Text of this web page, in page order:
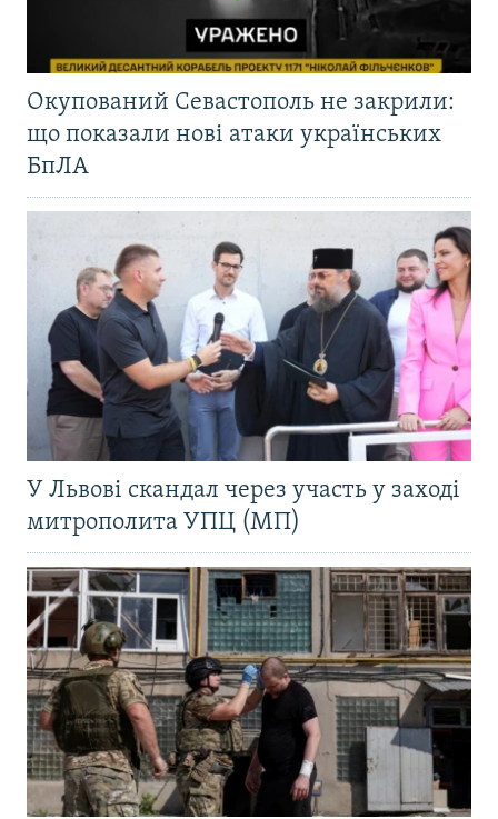
Окупований Севастополь не закрили:
що показали нові атаки українських
БпЛА
У Львові скандал через участь у заході
митрополита УПЦ (МП)